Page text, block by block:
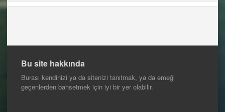
Bu site hakkında
Burası kendinizi ya da sitenizi tanıtmak, ya da emeği
geçenlerden bahsetmek için iyi bir yer olabilir.